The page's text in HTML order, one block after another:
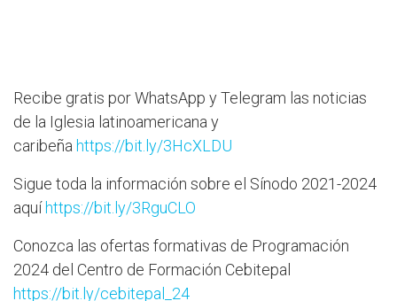
Recibe gratis por WhatsApp y Telegram las noticias
de la Iglesia latinoamericana y
caribeña https://bit.ly/3HcXLDU
Sigue toda la información sobre el Sínodo 2021-2024
aquíhttps://bit.ly/3RguCLO
Conozca las ofertas formativas de Programación
2024 del Centro de Formación Cebitepal
https://bit.ly/cebitepal_24